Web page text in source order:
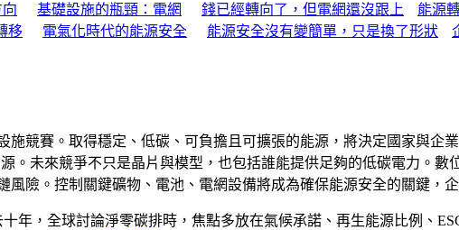
基礎設施的瓶頸：電網 錢已經轉向了，但電網還沒跟上
能源
移 電氣化時代的能源安全 能源安全沒有變簡單，只是換了形狀
施競賽。取得穩定、低碳、可負擔且可擴張的能源，將決定國家與企
。未來競爭不只是晶片與模型，也包括誰能提供足夠的低碳電力。數
風險。控制關鍵礦物、電池、電網設備將成為確保能源安全的關鍵，
年，全球討論淨零碳排時，焦點多放在氣候承諾、再生能源比例、